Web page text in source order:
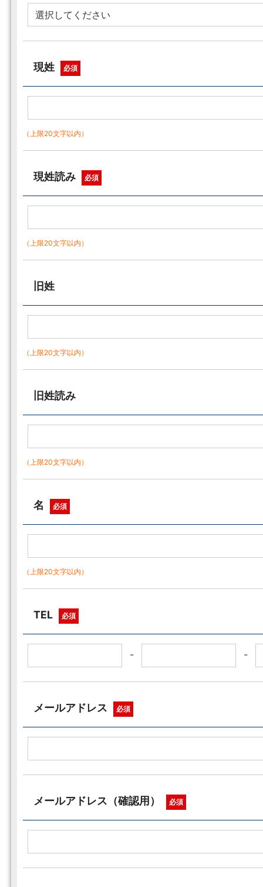
現姓 必須
（上限20文字以内）
現姓読み 必須
（上限20文字以内）
旧姓
（上限20文字以内）
旧姓読み
（上限20文字以内）
名 必須
（上限20文字以内）
TEL 必須
- -
メールアドレス 必須
メールアドレス（確認用） 必須